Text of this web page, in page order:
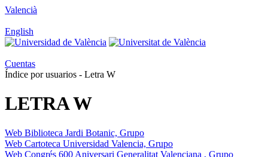
Valencià
English
Cuentas
Índice por usuarios - Letra W
LETRA W
Web Biblioteca Jardi Botanic, Grupo
Web Cartoteca Universidad Valencia, Grupo
Web Congrés 600 Aniversari Generalitat Valenciana , Grupo